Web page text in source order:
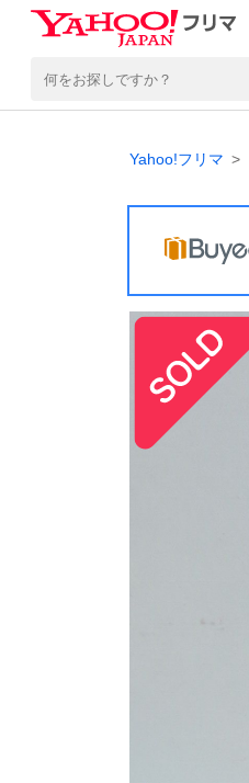
Yahoo!フリマ